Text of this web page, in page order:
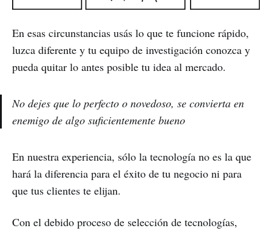
En esas circunstancias usás lo que te funcione rápido,
luzca diferente y tu equipo de investigación conozca y
pueda quitar lo antes posible tu idea al mercado.
No dejes que lo perfecto o novedoso, se convierta en
enemigo de algo suficientemente bueno
En nuestra experiencia, sólo la tecnología no es la que
hará la diferencia para el éxito de tu negocio ni para
que tus clientes te elijan.
Con el debido proceso de selección de tecnologías,